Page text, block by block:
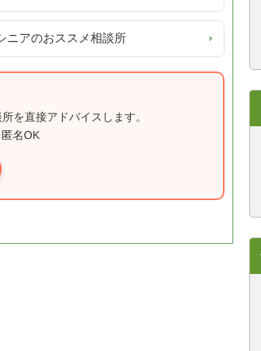
ニアのおススメ相談所 ›
を直接アドバイスします。
名OK